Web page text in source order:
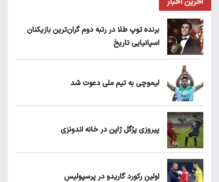
برنده توپ طلا در رتبه دوم گران‌ترین بازیکنان
اسپانیایی تاریخ
لیموچی به تیم ملی دعوت شد
پیروزی پرُگل ژاپن در خانه اندونزی
اولین رکورد گاریدو در پرسپولیس